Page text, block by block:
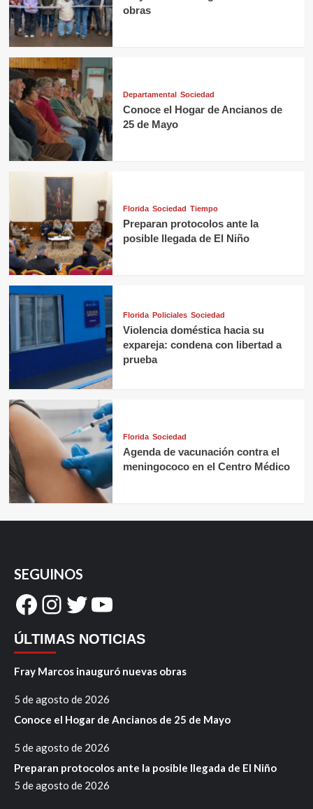
obras
Departamental Sociedad
Conoce el Hogar de Ancianos de
25 de Mayo
Florida Sociedad Tiempo
Preparan protocolos ante la
posible llegada de El Niño
Florida Policiales Sociedad
Violencia doméstica hacia su
expareja: condena con libertad a
prueba
Florida Sociedad
Agenda de vacunación contra el
meningococo en el Centro Médico
SEGUINOS
Facebook
Instagram
Twitter
YouTube
ÚLTIMAS NOTICIAS
Fray Marcos inauguró nuevas obras
5 de agosto de 2026
Conoce el Hogar de Ancianos de 25 de Mayo
5 de agosto de 2026
Preparan protocolos ante la posible llegada de El Niño
5 de agosto de 2026